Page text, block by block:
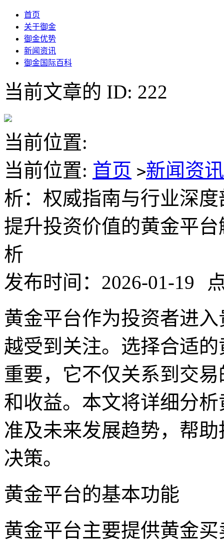
首页
关于御金
御金优势
新闻资讯
御金国际百科
当前文章的 ID: 222
当前位置:
当前位置: 首页 >新闻资
析：权威指南与行业深度
提升投资价值的黄金平
析
发布时间：2026-01-19
黄金平台作为投资者进
越受到关注。选择合适
重要，它不仅关系到交
和收益。本文将详细分
准及未来发展趋势，帮
决策。
黄金平台的基本功能
黄金平台主要提供黄金